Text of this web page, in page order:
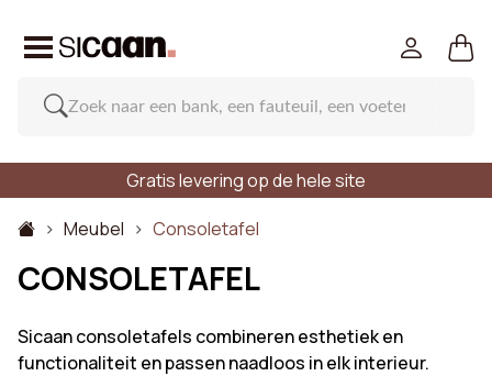
Gratis levering op de hele site
Meubel
Consoletafel
CONSOLETAFEL
Sicaan consoletafels combineren esthetiek en
functionaliteit en passen naadloos in elk interieur.